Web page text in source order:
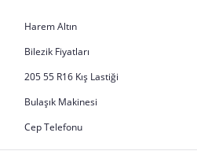
Harem Altın
Bilezik Fiyatları
205 55 R16 Kış Lastiği
Bulaşık Makinesi
Cep Telefonu